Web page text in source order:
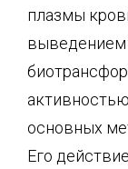
плазмы
выведением
основных
Его